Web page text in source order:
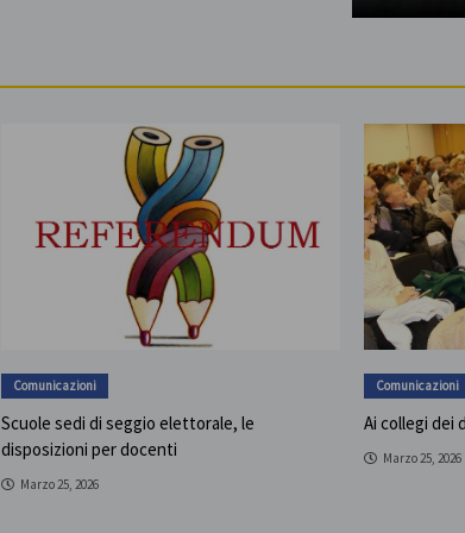
Comunicazioni
Scuole sedi di seggio elettorale, le
disposizioni per docenti
Marzo 25, 2026
Comunicazioni
Ai collegi dei
Marzo 25, 2026